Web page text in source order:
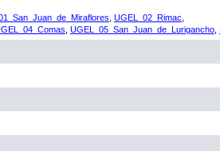
UGEL_02_Rimac
UGEL_05_San_Juan_de_Lurigancho